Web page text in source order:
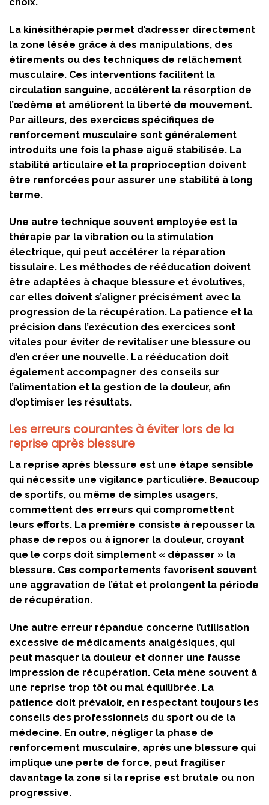
La kinésithérapie permet d’adresser directement
la zone lésée grâce à des manipulations, des
étirements ou des techniques de relâchement
musculaire. Ces interventions facilitent la
circulation sanguine, accélèrent la résorption de
l’œdème et améliorent la liberté de mouvement.
Par ailleurs, des exercices spécifiques de
renforcement musculaire sont généralement
introduits une fois la phase aiguë stabilisée. La
stabilité articulaire et la proprioception doivent
être renforcées pour assurer une stabilité à long
terme.
Une autre technique souvent employée est la
thérapie par la vibration ou la stimulation
électrique, qui peut accélérer la réparation
tissulaire. Les méthodes de rééducation doivent
être adaptées à chaque blessure et évolutives,
car elles doivent s’aligner précisément avec la
progression de la récupération. La patience et la
précision dans l’exécution des exercices sont
vitales pour éviter de revitaliser une blessure ou
d’en créer une nouvelle. La rééducation doit
également accompagner des conseils sur
l’alimentation et la gestion de la douleur, afin
d’optimiser les résultats.
Les erreurs courantes à éviter lors de la
reprise après blessure
La reprise après blessure est une étape sensible
qui nécessite une vigilance particulière. Beaucoup
de sportifs, ou même de simples usagers,
commettent des erreurs qui compromettent
leurs efforts. La première consiste à repousser la
phase de repos ou à ignorer la douleur, croyant
que le corps doit simplement « dépasser » la
blessure. Ces comportements favorisent souvent
une aggravation de l’état et prolongent la période
de récupération.
Une autre erreur répandue concerne l’utilisation
excessive de médicaments analgésiques, qui
peut masquer la douleur et donner une fausse
impression de récupération. Cela mène souvent à
une reprise trop tôt ou mal équilibrée. La
patience doit prévaloir, en respectant toujours les
conseils des professionnels du sport ou de la
médecine. En outre, négliger la phase de
renforcement musculaire, après une blessure qui
implique une perte de force, peut fragiliser
davantage la zone si la reprise est brutale ou non
progressive.